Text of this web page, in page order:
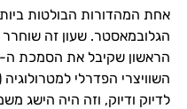
אחת המהדורות הבולטות
לדיוק ודיוק, וזה היה הישג